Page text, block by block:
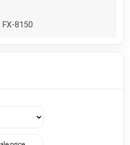
FX-8150